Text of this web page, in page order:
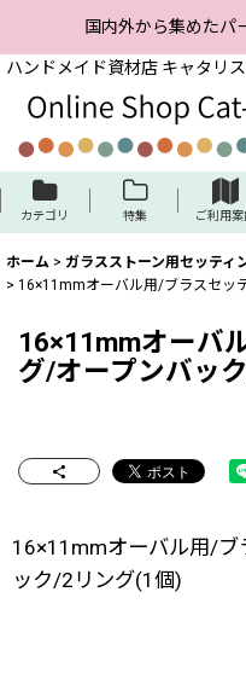
国内外から集めたパ
ハンドメイド資材店 キャタリ
カテゴリ 特集 ご利用案
ホーム > ガラスストーン用セッティ
> 16×11mmオーバル用/ブラスセッ
16×11mmオーバ
グ/オープンバッ
16×11mmオーバル用/ブ
ック/2リング(1個)